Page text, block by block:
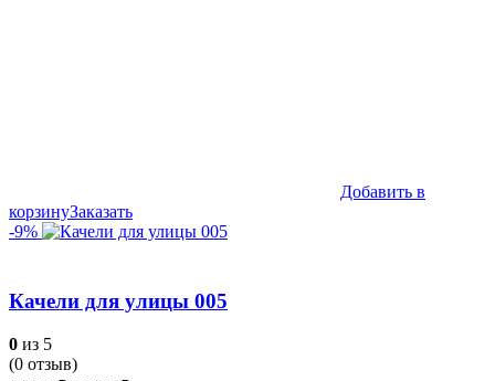
Добавить в
корзинуЗаказать
-9%
Качели для улицы 005
0 из 5
(0 отзыв)